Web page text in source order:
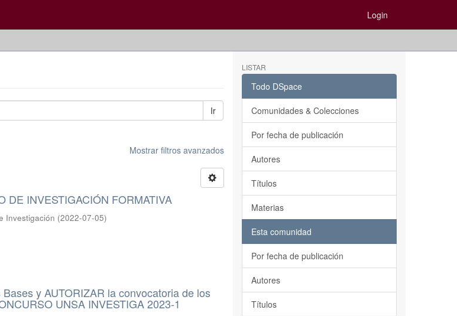
Login
Ir
Mostrar filtros avanzados
DE INVESTIGACIÓN FORMATIVA
Investigación (2022-07-05)
y AUTORIZAR la convocatoria de los
UNSA INVESTIGA 2023-1
LISTAR
Todo DSpace
Comunidades & Colecciones
Por fecha de publicación
Autores
Títulos
Materias
Esta comunidad
Por fecha de publicación
Autores
Títulos